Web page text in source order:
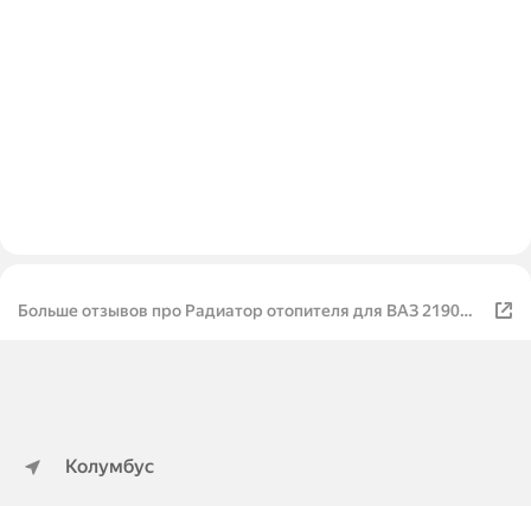
Больше отзывов про Радиатор отопителя для ВАЗ 2190
Колумбус